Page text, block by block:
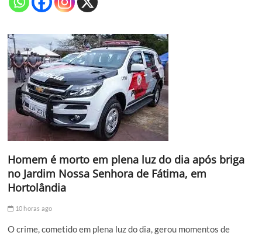
Homem é morto em plena luz do dia após briga
no Jardim Nossa Senhora de Fátima, em
Hortolândia
10 horas ago
O crime, cometido em plena luz do dia, gerou momentos de